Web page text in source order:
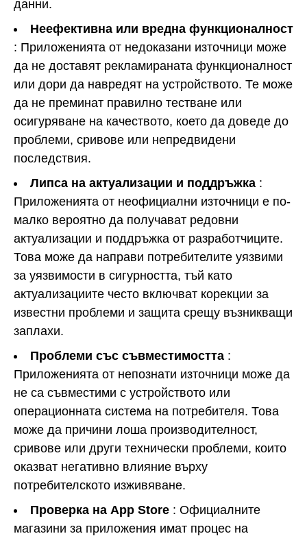
данни.
Неефективна или вредна функционалност
: Приложенията от недоказани източници може
да не доставят рекламираната функционалност
или дори да навредят на устройството. Те може
да не преминат правилно тестване или
осигуряване на качеството, което да доведе до
проблеми, сривове или непредвидени
последствия.
Липса на актуализации и поддръжка :
Приложенията от неофициални източници е по-
малко вероятно да получават редовни
актуализации и поддръжка от разработчиците.
Това може да направи потребителите уязвими
за уязвимости в сигурността, тъй като
актуализациите често включват корекции за
известни проблеми и защита срещу възникващи
заплахи.
Проблеми със съвместимостта :
Приложенията от непознати източници може да
не са съвместими с устройството или
операционната система на потребителя. Това
може да причини лоша производителност,
сривове или други технически проблеми, които
оказват негативно влияние върху
потребителското изживяване.
Проверка на App Store : Официалните
магазини за приложения имат процес на